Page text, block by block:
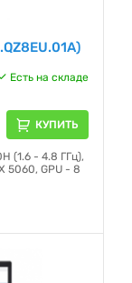
Есть на складе
КУПИТЬ
(1.6 - 4.8 ГГц),
5060, GPU - 8